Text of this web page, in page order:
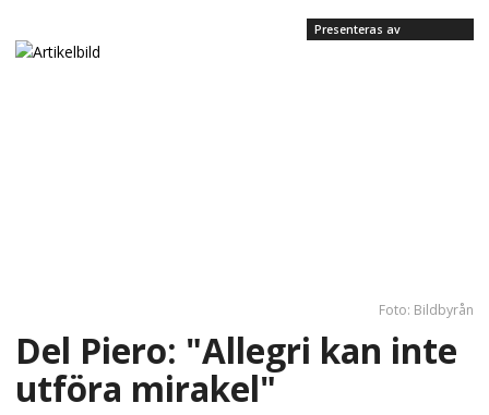
Presenteras av
Foto: Bildbyrån
Del Piero: "Allegri kan inte
utföra mirakel"